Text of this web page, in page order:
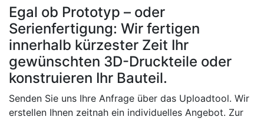
Egal ob Prototyp – oder
Serienfertigung: Wir fertigen
innerhalb kürzester Zeit Ihr
gewünschten 3D-Druckteile oder
konstruieren Ihr Bauteil.
Senden Sie uns Ihre Anfrage über das Uploadtool. Wir
erstellen Ihnen zeitnah ein individuelles Angebot. Zur